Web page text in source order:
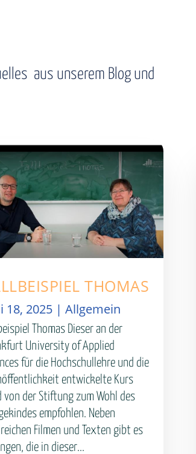
aus unserem Blog und
THOMAS
18, 2025| Allgemein
Thomas Dieser an der
University of Applied
für die Hochschullehre und die
entwickelte Kurs
von der Stiftung zum Wohl des
empfohlen. Neben
Filmen und Texten gibt es
die in dieser...